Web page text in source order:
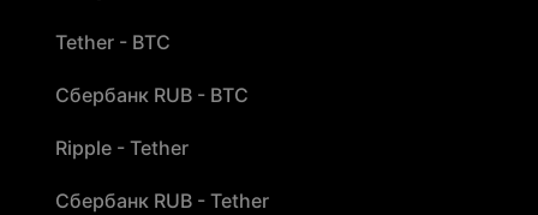
Tether - BTC
Сбербанк RUB - BTC
Ripple - Tether
Сбербанк RUB - Tether